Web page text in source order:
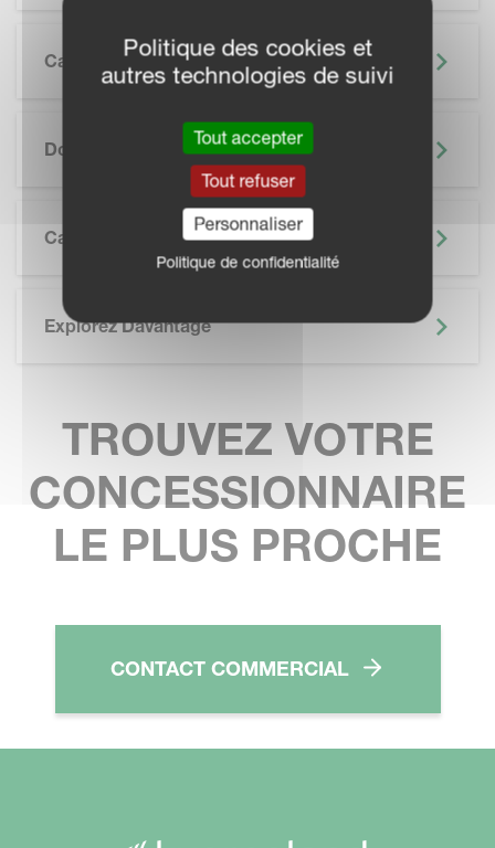
Caractéristiques
Documentation
Caractéristiques Techniques
Explorez Davantage
TROUVEZ VOTRE
CONCESSIONNAIRE
LE PLUS PROCHE
CONTACT COMMERCIAL
Politique des cookies et
autres technologies de suivi
Tout accepter
Tout refuser
Personnaliser
Politique de confidentialité